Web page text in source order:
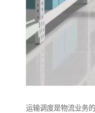
运输调度是物流业务